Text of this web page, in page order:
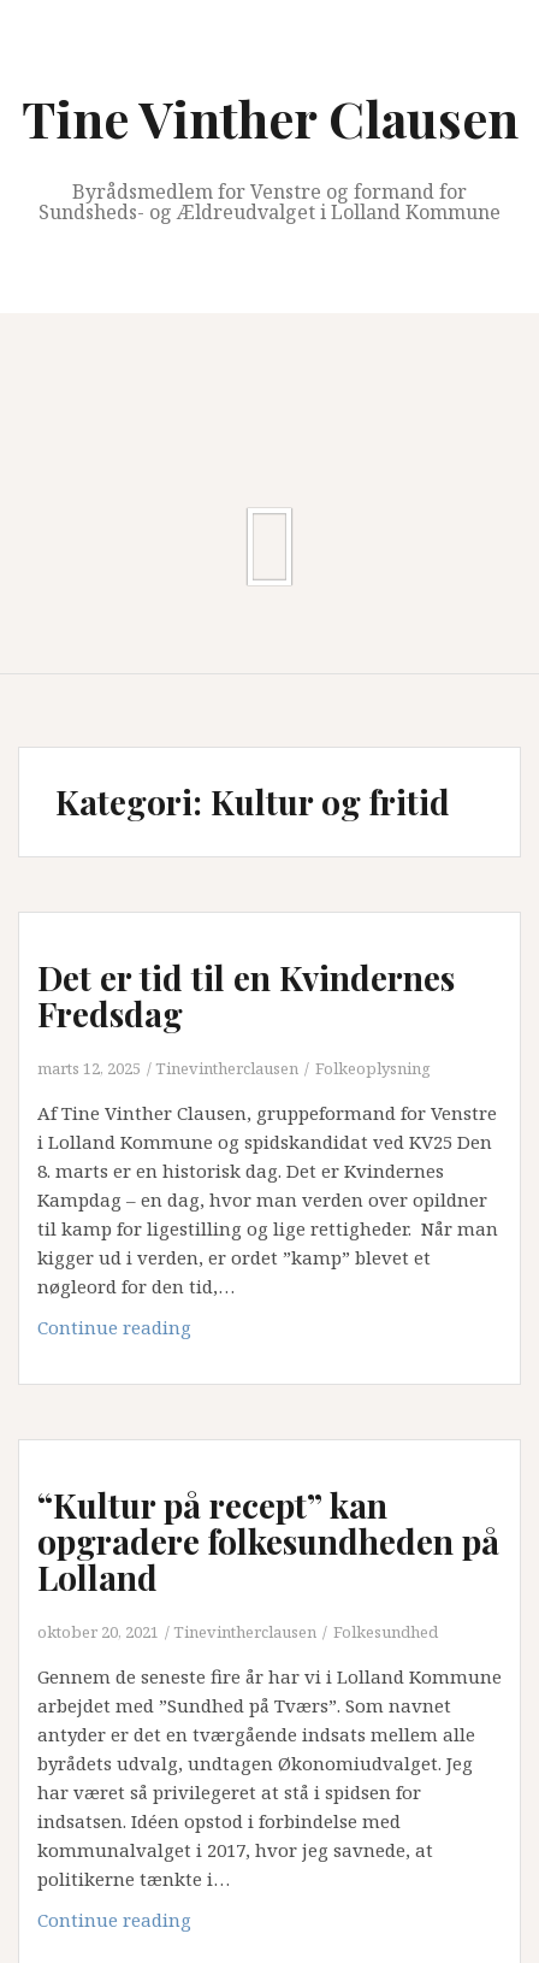
Tine Vinther Clausen
Byrådsmedlem for Venstre og formand for
Sundsheds- og Ældreudvalget i Lolland Kommune
Kategori: Kultur og fritid
Det er tid til en Kvindernes
Fredsdag
marts 12, 2025 Tinevintherclausen Folkeoplysning
Af Tine Vinther Clausen, gruppeformand for Venstre
i Lolland Kommune og spidskandidat ved KV25 Den
8. marts er en historisk dag. Det er Kvindernes
Kampdag – en dag, hvor man verden over opildner
til kamp for ligestilling og lige rettigheder. Når man
kigger ud i verden, er ordet ”kamp” blevet et
nøgleord for den tid,…
Continue reading
tid
en
Fredsdag
“Kultur på recept” kan
opgradere folkesundheden på
Lolland
oktober 20, 2021 Tinevintherclausen Folkesundhed
Gennem de seneste fire år har vi i Lolland Kommune
arbejdet med ”Sundhed på Tværs”. Som navnet
antyder er det en tværgående indsats mellem alle
byrådets udvalg, undtagen Økonomiudvalget. Jeg
har været så privilegeret at stå i spidsen for
indsatsen. Idéen opstod i forbindelse med
kommunalvalget i 2017, hvor jeg savnede, at
politikerne tænkte i…
Continue reading